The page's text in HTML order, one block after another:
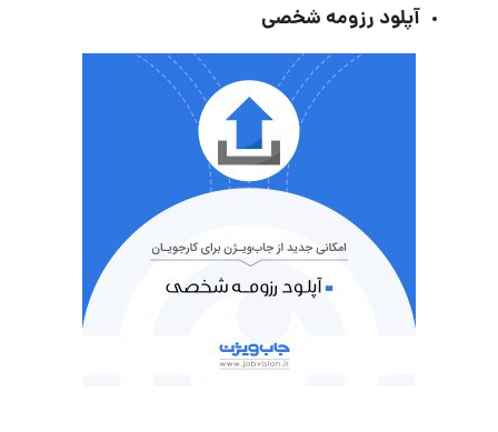
آپلود رزومه شخصی